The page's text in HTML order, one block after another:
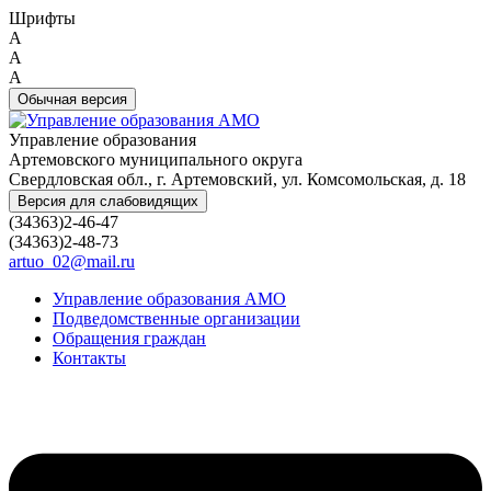
Шрифты
A
A
A
Обычная версия
Управление образования
Артемовского муниципального округа
Свердловская обл., г. Артемовский, ул. Комсомольская, д. 18
Версия для слабовидящих
(34363)2-46-47
(34363)2-48-73
artuo_02@mail.ru
Управление образования АМО
Подведомственные организации
Обращения граждан
Контакты